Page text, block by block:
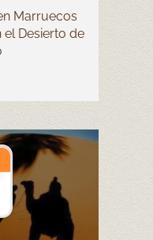
Marruecos
Desierto de